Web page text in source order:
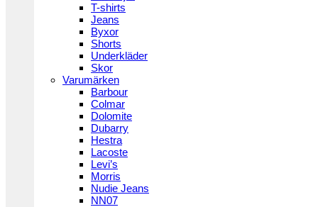
T-shirts
Jeans
Byxor
Shorts
Underkläder
Skor
Varumärken
Barbour
Colmar
Dolomite
Dubarry
Hestra
Lacoste
Levi’s
Morris
Nudie Jeans
NN07